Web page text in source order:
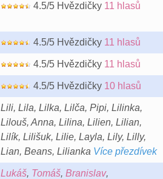
4.5/5 Hvězdičky 11 hlasů
4.5/5 Hvězdičky 11 hlasů
4.5/5 Hvězdičky 11 hlasů
4.5/5 Hvězdičky 10 hlasů
Lili, Lila, Lilka, Lilča, Pipi, Lilinka,
Lilouš, Anna, Lilina, Lilien, Lilian,
Lilík, Lilišuk, Lilie, Layla, Lily, Lilly,
Lian, Beans, Lilianka Více přezdívek
Lukáš, Tomáš, Branislav,